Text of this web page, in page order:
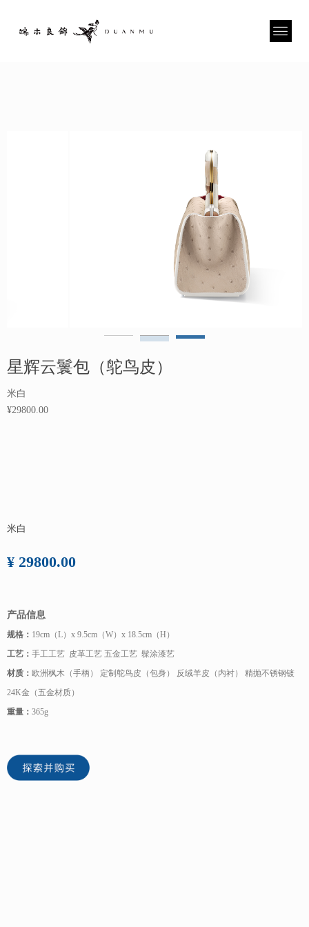
星辉云鬟包（鸵鸟皮）
米白
¥29800.00
米白
¥ 29800.00
产品信息
规格： 19cm（L）x 9.5cm（W）x 18.5cm（H）
工艺： 手工工艺 皮革工艺 五金工艺 髹涂漆艺
材质： 欧洲枫木（手柄） 定制鸵鸟皮（包身） 反绒羊皮（内衬） 精抛不锈钢镀
24K金（五金材质）
重量： 365g